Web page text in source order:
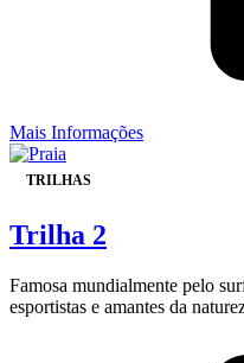
Mais Informações
TRILHAS
Trilha 2
Famosa mundialmente pelo
esportistas e amantes da